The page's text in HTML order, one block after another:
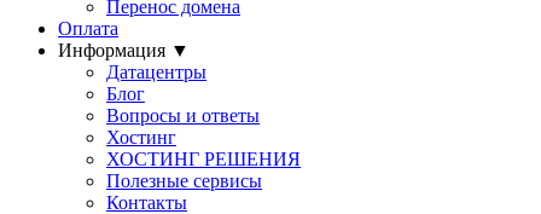
Перенос домена
Оплата
Информация ▼
Датацентры
Блог
Вопросы и ответы
Хостинг
ХОСТИНГ РЕШЕНИЯ
Полезные сервисы
Контакты